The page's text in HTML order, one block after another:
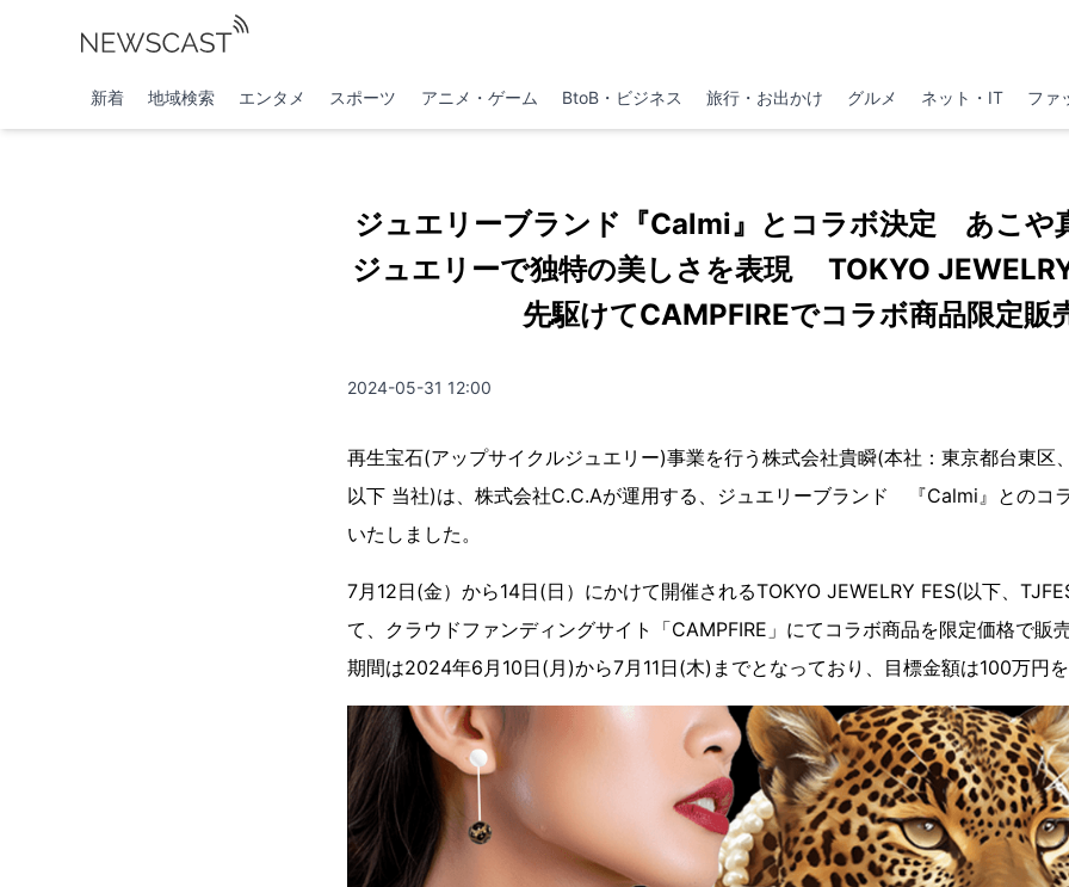
新着 地域検索 エンタメ スポーツ アニメ・ゲーム BtoB・ビジネス 旅行・お出かけ グルメ ネット・IT ファ
ジュエリーブランド『Calmi』とコラボ決定 あこや
ジュエリーで独特の美しさを表現 TOKYO
先駆けてCAMPFIREでコラボ商品限定販
2024-05-31 12:00
再生宝石(アップサイクルジュエリー)事業を行う株式会社貴瞬(本社：東京都台東
以下 当社)は、株式会社C.C.Aが運用する、ジュエリーブランド 『Calmi』とのコ
いたしました。
7月12日(金）から14日(日）にかけて開催されるTOKYO JEWELRY FES(以下、
て、クラウドファンディングサイト「CAMPFIRE」にてコラボ商品を限定価格で販
期間は2024年6月10日(月)から7月11日(木)までとなっており、目標金額は100万円